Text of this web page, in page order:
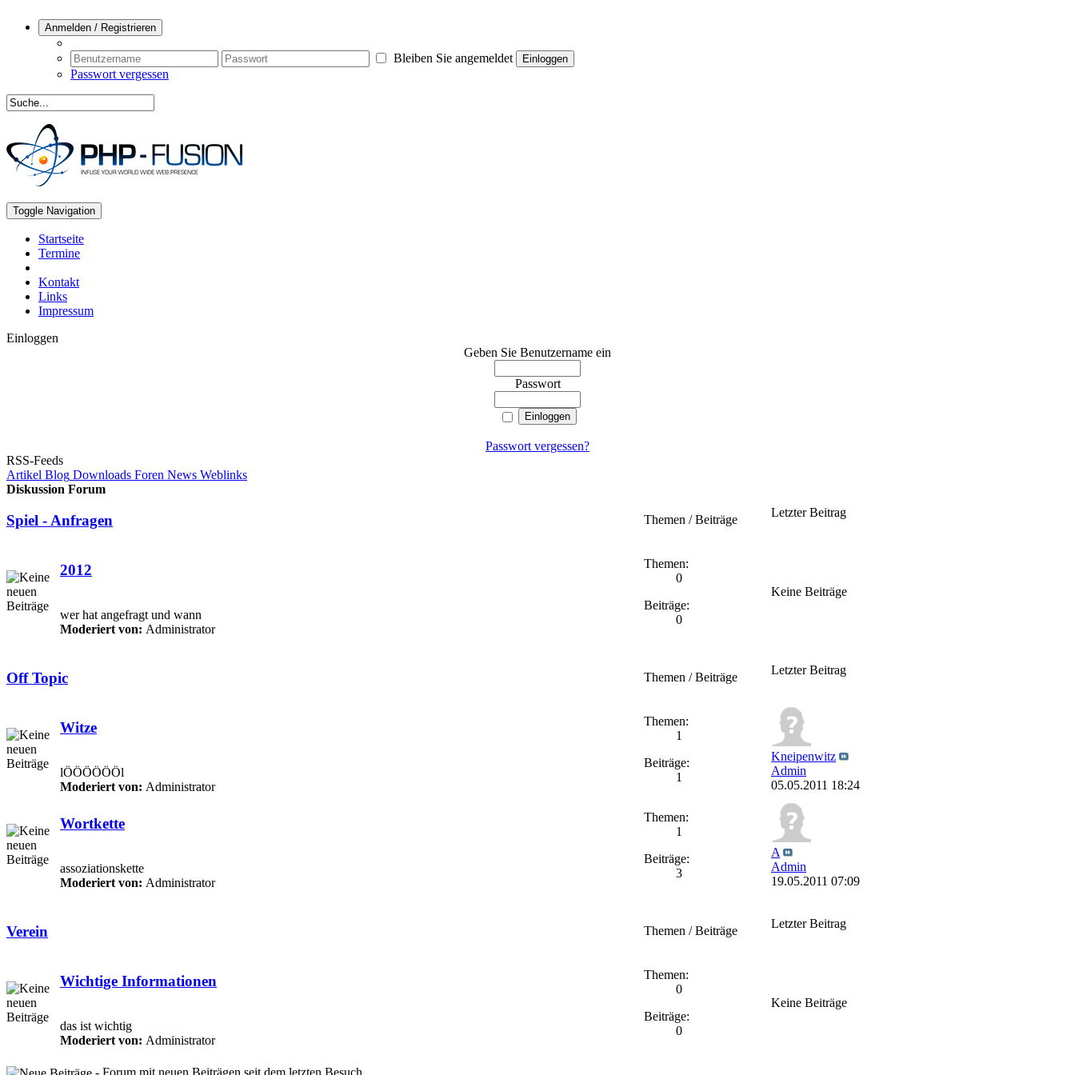
Anmelden / Registrieren
Bleiben Sie angemeldet Einloggen
Passwort vergessen
Toggle Navigation
Startseite
Termine
Kontakt
Links
Impressum
Einloggen
Geben Sie Benutzername ein
Passwort
Passwort vergessen?
RSS-Feeds
Artikel Blog Downloads Foren News Weblinks
Diskussion Forum
Spiel - Anfragen Themen / Beiträge
Letzter Beitrag
2012
wer hat angefragt und wann
Moderiert von: Administrator
Themen:
0
Beiträge:
0
Keine Beiträge
Off Topic Themen / Beiträge
Letzter Beitrag
Witze
lÖÖÖÖÖÖl
Moderiert von: Administrator
Themen:
1
Beiträge:
1
Kneipenwitz
Admin
05.05.2011 18:24
Wortkette
assoziationskette
Moderiert von: Administrator
Themen:
1
Beiträge:
3
A
Admin
19.05.2011 07:09
Verein Themen / Beiträge
Letzter Beitrag
Wichtige Informationen
das ist wichtig
Moderiert von: Administrator
Themen:
0
Beiträge:
0
Keine Beiträge
- Forum mit neuen Beiträgen seit dem letzten Besuch.